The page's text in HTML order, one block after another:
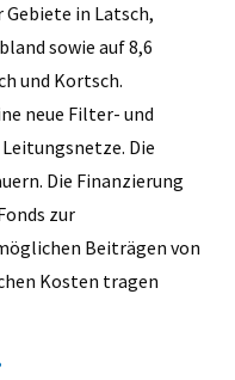
in Latsch,
sowie auf 8,6
und Kortsch.
neue Filter- und
Die
Die Finanzierung
zur
Beiträgen von
Kosten tragen